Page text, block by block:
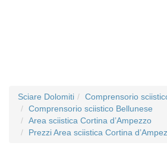
Sciare Dolomiti
Comprensorio
Comprensorio sciistico Bellunese
Area sciistica Cortina d’Ampezzo
Prezzi Area sciistica Cortina